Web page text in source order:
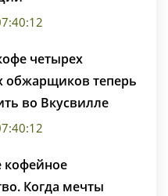
четырех
обжарщиков теперь
во Вкусвилле
Когда мечты